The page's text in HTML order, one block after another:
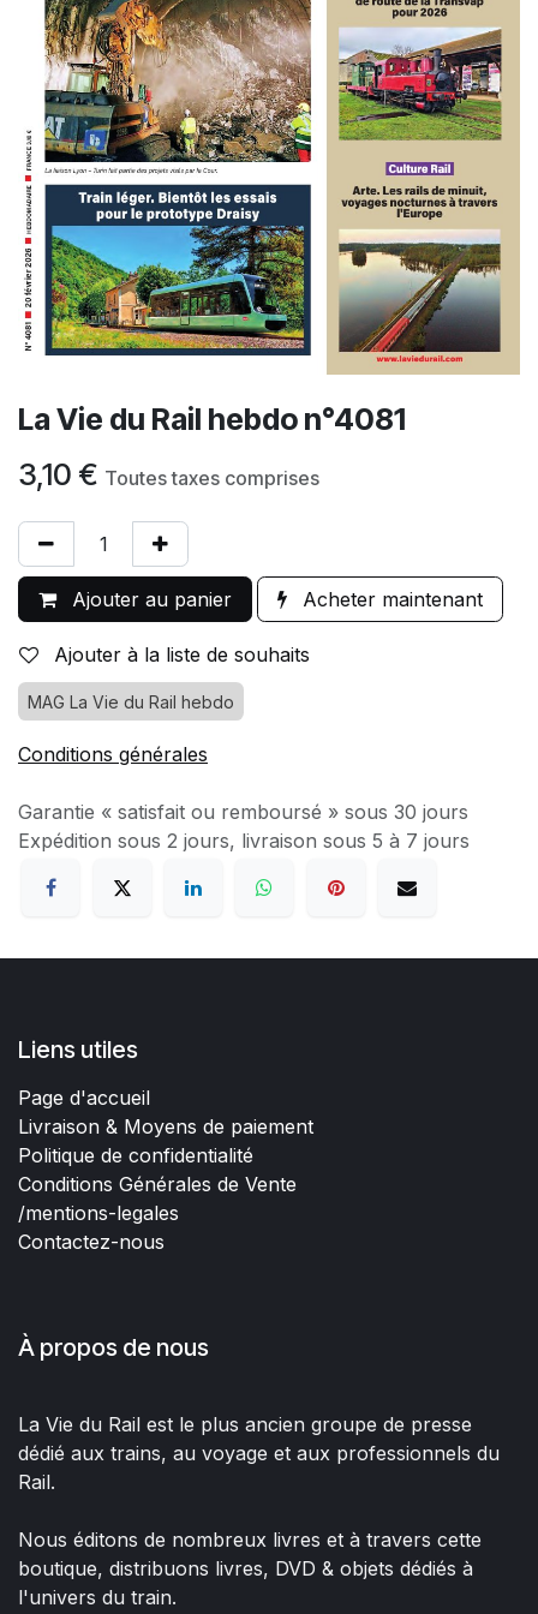
La Vie du Rail hebdo n°4081
3,10 € Toutes taxes comprises
Ajouter au panier Acheter maintenant
Ajouter à la liste de souhaits
MAG La Vie du Rail hebdo
Conditions générales
Garantie « satisfait ou remboursé » sous 30 jours
Expédition sous 2 jours, livraison sous 5 à 7 jours
Liens utiles
Page d'accueil
Livraison & Moyens de paiement
Politique de confidentialité
Conditions Générales de Vente
/mentions-legales
Contactez-nous
À propos de nous
La Vie du Rail est le plus ancien groupe de presse
dédié aux trains, au voyage et aux professionnels du
Rail.
Nous éditons de nombreux livres et à travers cette
boutique, distribuons livres, DVD & objets dédiés à
l'univers du train.